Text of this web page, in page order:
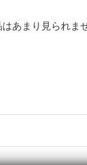
あまり見られま